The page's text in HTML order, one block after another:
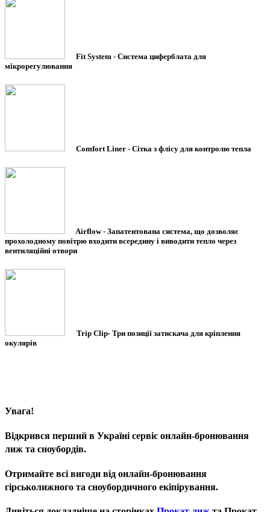
Fit System - Система циферблата для
мікрорегулювання
Comfort Liner - Сітка з флісу для контролю тепла
Airflow -Запатентована система, що дозволяє
прохолодному повітрю входити всередину і виводити тепло через
вентиляційні отвори
Trip Clip- Три позиції затискача для кріплення
окулярів
Увага!
Відкрився перший в Україні сервіс онлайн-бронювання
лиж та сноубордів.
Отримайте всі вигоди від онлайн-бронювання
гірськолижного та сноубордичного екіпірування.